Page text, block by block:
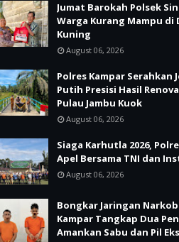
Jumat Barokah Polsek
Warga Kurang Mampu di
Kuning
August 06, 2026
Polres Kampar Serahkan
Putih Presisi Hasil
Pulau Jambu Kuok
August 06, 2026
Siaga Karhutla 2026,
Apel Bersama TNI dan
August 06, 2026
Bongkar Jaringan
Kampar Tangkap Dua
Amankan Sabu dan Pil